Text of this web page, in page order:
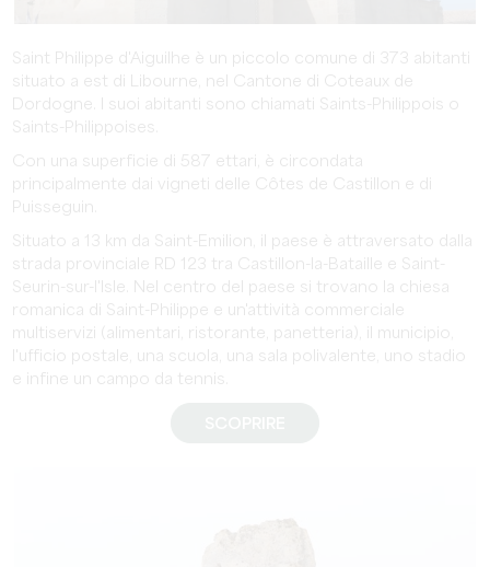
Saint Philippe d'Aiguilhe è un piccolo comune di 373 abitanti
situato a est di Libourne, nel Cantone di Coteaux de
Dordogne. I suoi abitanti sono chiamati Saints-Philippois o
Saints-Philippoises.
Con una superficie di 587 ettari, è circondata
principalmente dai vigneti delle Côtes de Castillon e di
Puisseguin.
Situato a 13 km da Saint-Emilion, il paese è attraversato dalla
strada provinciale RD 123 tra Castillon-la-Bataille e Saint-
Seurin-sur-l'Isle. Nel centro del paese si trovano la chiesa
romanica di Saint-Philippe e un'attività commerciale
multiservizi (alimentari, ristorante, panetteria), il municipio,
l'ufficio postale, una scuola, una sala polivalente, uno stadio
e infine un campo da tennis.